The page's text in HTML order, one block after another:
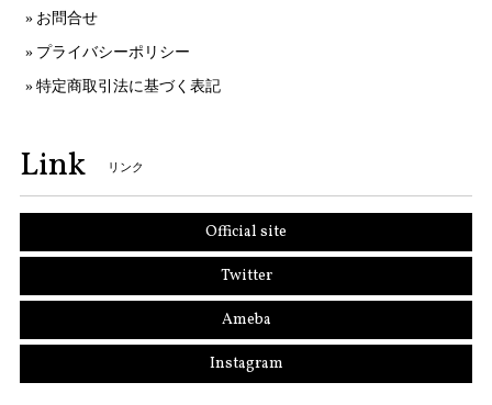
お問合せ
プライバシーポリシー
特定商取引法に基づく表記
Link リンク
Official site
Twitter
Ameba
Instagram